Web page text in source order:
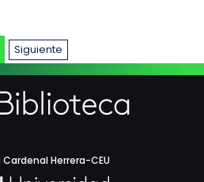
Siguiente
Herrera-CEU